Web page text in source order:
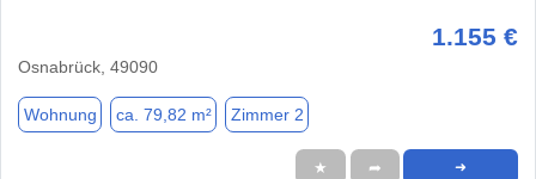
1.155 €
Osnabrück, 49090
Wohnung ca. 79,82 m² Zimmer 2
★ ➦ ➜